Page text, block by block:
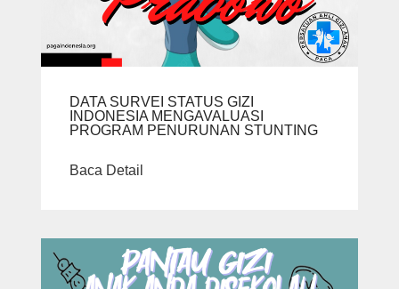
DATA SURVEI STATUS GIZI
INDONESIA MENGAVALUASI
PROGRAM PENURUNAN STUNTING
Baca Detail